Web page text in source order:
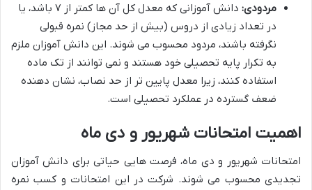
مردودی:
دانش آموزانی که معدل کل آن ها کمتر از ۷ باشد، یا
در تعداد زیادی از دروس (بیش از حد مجاز) نمره قبولی
نگرفته باشند، مردود محسوب می شوند. این دانش آموزان ملزم
به تکرار پایه تحصیلی خود هستند و نمی توانند از تک ماده
استفاده کنند، زیرا معدل پایین تر از حد نصاب، نشان دهنده
ضعف گسترده در عملکرد تحصیلی است.
اهمیت امتحانات شهریور و دی ماه
امتحانات شهریور و دی ماه، فرصت هایی حیاتی برای دانش آموزان
تجدیدی محسوب می شوند. شرکت در این امتحانات و کسب نمره